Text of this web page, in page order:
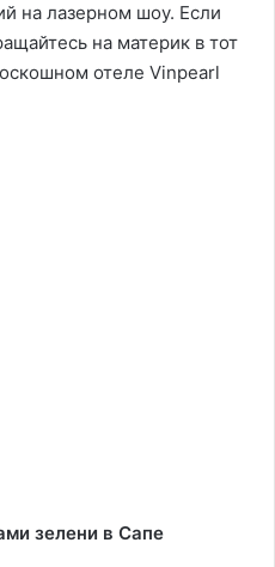
на лазерном шоу. Если
на материк в тот
отеле Vinpearl
зелени в Сапе